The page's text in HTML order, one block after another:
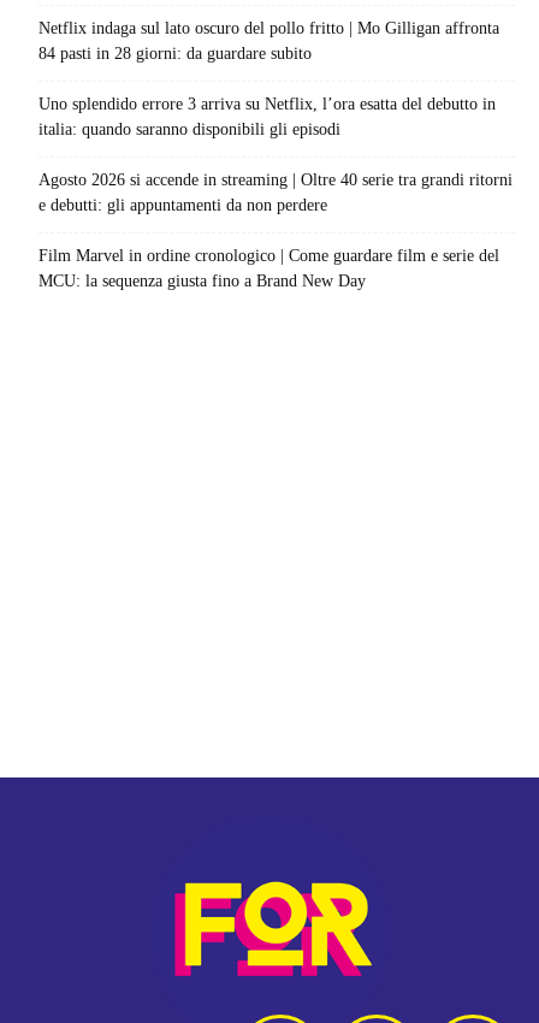
Netflix indaga sul lato oscuro del pollo fritto | Mo Gilligan affronta
84 pasti in 28 giorni: da guardare subito
Uno splendido errore 3 arriva su Netflix, l’ora esatta del debutto in
italia: quando saranno disponibili gli episodi
Agosto 2026 si accende in streaming | Oltre 40 serie tra grandi ritorni
e debutti: gli appuntamenti da non perdere
Film Marvel in ordine cronologico | Come guardare film e serie del
MCU: la sequenza giusta fino a Brand New Day